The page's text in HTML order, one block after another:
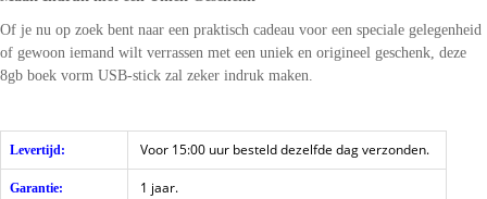
Of je nu op zoek bent naar een praktisch cadeau voor een speciale gelegenheid
of gewoon iemand wilt verrassen met een uniek en origineel geschenk, deze
8gb boek vorm USB-stick zal zeker indruk maken.
Levertijd: Voor 15:00 uur besteld dezelfde dag verzonden.
Garantie: 1 jaar.